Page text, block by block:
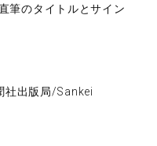
筆のタイトルとサイン
社出版局/Sankei